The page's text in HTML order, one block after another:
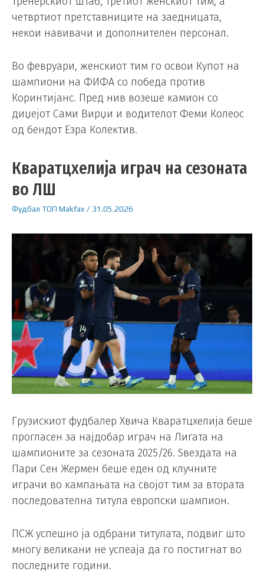
четвртиот претставниците на заедницата,
некои навивачи и дополнителен персонал.
Во февруари, женскиот тим го освои Купот на
шампиони на ФИФА со победа против
Коринтијанс. Пред нив возеше камион со
диџејот Сами Вирџи и водителот Феми Колеос
од бендот Езра Колектив.
Кваратцхелија играч на сезоната
во ЛШ
Фудбал ТОП Makfax / 31.05.2026
Грузискиот фудбалер Хвича Кваратцхелија беше
прогласен за најдобар играч на Лигата на
шампионите за сезоната 2025/26. Ѕвездата на
Пари Сен Жермен беше еден од клучните
играчи во кампањата на својот тим за втората
последователна титула европски шампион.
ПСЖ успешно ја одбрани титулата, подвиг што
многу великани не успеаја да го постигнат во
последните години.